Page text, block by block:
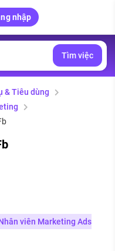
nhập
Tìm việc
& Tiêu dùng
viên Marketing Ads